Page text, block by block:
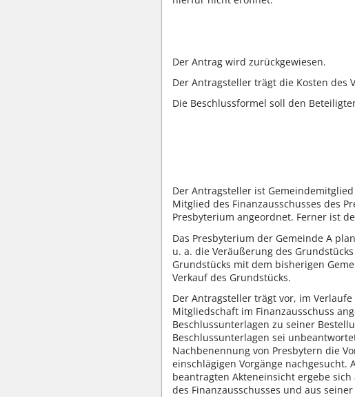
Der Antrag wird zurückgewiesen.
Der Antragsteller trägt die Kosten des
Die Beschlussformel soll den
Der Antragsteller ist
Mitglied des Finanzausschusses des
Presbyterium angeordnet. Ferner ist
Das Presbyterium der Gemeinde A
u. a. die Veräußerung des
Grundstücks mit dem bisherigen
Verkauf des Grundstücks.
Der Antragsteller trägt vor, im
Mitgliedschaft im Finanzausschuss
Beschlussunterlagen zu seiner
Beschlussunterlagen sei
Nachbenennung von Presbytern die
einschlägigen Vorgänge nachgesucht.
beantragten Akteneinsicht ergebe
des Finanzausschusses und aus